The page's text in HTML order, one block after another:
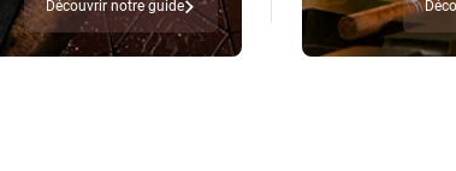
Découvrir notre guide